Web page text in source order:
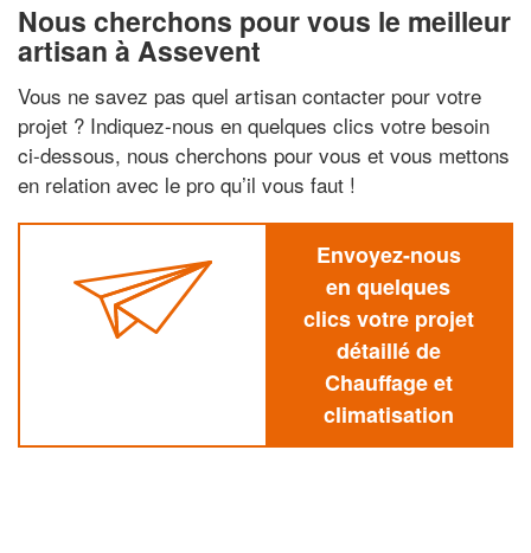
Nous cherchons pour vous le meilleur
artisan à Assevent
Vous ne savez pas quel artisan contacter pour votre
projet ? Indiquez-nous en quelques clics votre besoin
ci-dessous, nous cherchons pour vous et vous mettons
en relation avec le pro qu’il vous faut !
Envoyez-nous
en quelques
clics votre projet
détaillé de
Chauffage et
climatisation